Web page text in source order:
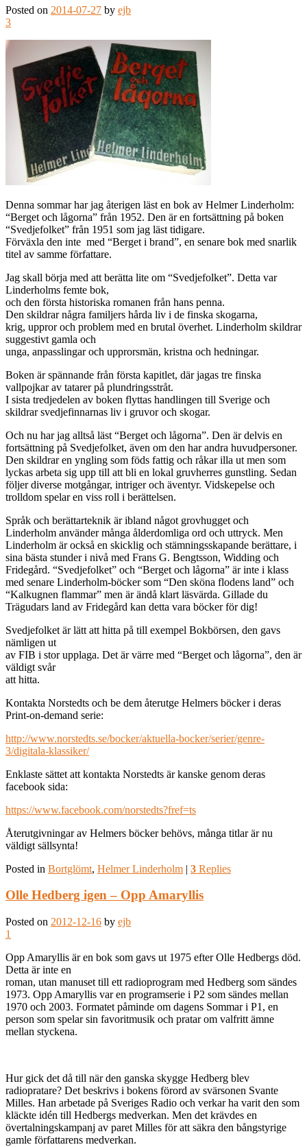
Posted on 2014-07-27 by ejb
3
Denna sommar har jag återigen läst en bok av Helmer Linderholm:
“Berget och lågorna” från 1952. Den är en fortsättning på boken
“Svedjefolket” från 1951 som jag läst tidigare.
Förväxla den inte med “Berget i brand”, en senare bok med snarlik
titel av samme författare.
Jag skall börja med att berätta lite om “Svedjefolket”. Detta var
Linderholms femte bok,
och den första historiska romanen från hans penna.
Den skildrar några familjers hårda liv i de finska skogarna,
krig, uppror och problem med en brutal överhet. Linderholm skildrar
suggestivt gamla och
unga, anpasslingar och upprorsmän, kristna och hedningar.
Boken är spännande från första kapitlet, där jagas tre finska
vallpojkar av tatarer på plundringsstråt.
I sista tredjedelen av boken flyttas handlingen till Sverige och
skildrar svedjefinnarnas liv i gruvor och skogar.
Och nu har jag alltså läst “Berget och lågorna”. Den är delvis en
fortsättning på Svedjefolket, även om den har andra huvudpersoner.
Den skildrar en yngling som föds fattig och råkar illa ut men som
lyckas arbeta sig upp till att bli en lokal gruvherres gunstling. Sedan
följer diverse motgångar, intriger och äventyr. Vidskepelse och
trolldom spelar en viss roll i berättelsen.
Språk och berättarteknik är ibland något grovhugget och
Linderholm använder många ålderdomliga ord och uttryck. Men
Linderholm är också en skicklig och stämningsskapande berättare, i
sina bästa stunder i nivå med Frans G. Bengtsson, Widding och
Fridegård. “Svedjefolket” och “Berget och lågorna” är inte i klass
med senare Linderholm-böcker som “Den sköna flodens land” och
“Kalkugnen flammar” men är ändå klart läsvärda. Gillade du
Trägudars land av Fridegård kan detta vara böcker för dig!
Svedjefolket är lätt att hitta på till exempel Bokbörsen, den gavs
nämligen ut
av FIB i stor upplaga. Det är värre med “Berget och lågorna”, den är
väldigt svår
att hitta.
Kontakta Norstedts och be dem återutge Helmers böcker i deras
Print-on-demand serie:
http://www.norstedts.se/bocker/aktuella-bocker/serier/genre-
3/digitala-klassiker/
Enklaste sättet att kontakta Norstedts är kanske genom deras
facebook sida:
https://www.facebook.com/norstedts?fref=ts
Återutgivningar av Helmers böcker behövs, många titlar är nu
väldigt sällsynta!
Posted in Bortglömt, Helmer Linderholm | 3 Replies
Olle Hedberg igen – Opp Amaryllis
Posted on 2012-12-16 by ejb
1
Opp Amaryllis är en bok som gavs ut 1975 efter Olle Hedbergs död.
Detta är inte en
roman, utan manuset till ett radioprogram med Hedberg som sändes
1973. Opp Amaryllis var en programserie i P2 som sändes mellan
1970 och 2003. Formatet påminde om dagens Sommar i P1, en
person som spelar sin favoritmusik och pratar om valfritt ämne
mellan styckena.
Hur gick det då till när den ganska skygge Hedberg blev
radiopratare? Det beskrivs i bokens förord av svärsonen Svante
Milles. Han arbetade på Sveriges Radio och verkar ha varit den som
kläckte idén till Hedbergs medverkan. Men det krävdes en
övertalningskampanj av paret Milles för att säkra den bångstyrige
gamle författarens medverkan.